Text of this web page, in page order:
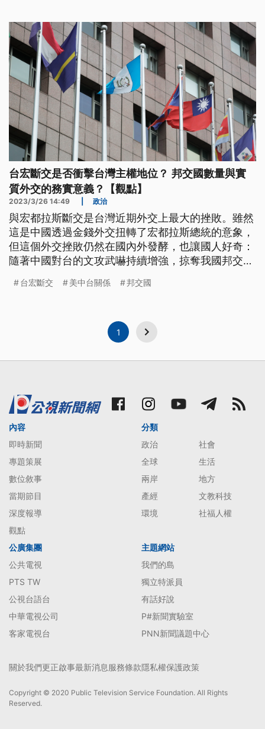
台宏斷交是否衝擊台灣主權地位？ 邦交國數量與實
質外交的務實意義？【觀點】
2023/3/26 14:49 政治
與宏都拉斯斷交是台灣近期外交上最大的挫敗。雖然
這是中國透過金錢外交扭轉了宏都拉斯總統的意象，
但這個外交挫敗仍然在國內外發酵，也讓國人好奇：
隨著中國對台的文攻武嚇持續增強，掠奪我國邦交國
響？甚至是否衝擊我國的主權地位？
台宏斷交 美中台關係 邦交國
1
內容
即時新聞
專題策展
數位敘事
當期節目
深度報導
觀點
分類
政治
社會
全球
生活
兩岸
地方
產經
文教科技
環境
社福人權
公廣集團
公共電視
PTS TW
公視台語台
中華電視公司
客家電視台
主題網站
我們的島
獨立特派員
有話好說
P#新聞實驗室
PNN新聞議題中心
關於我們更正啟事最新消息服務條款隱私權保護政策
Copyright © 2020 Public Television Service Foundation. All Rights
Reserved.